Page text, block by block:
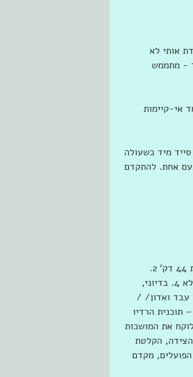
אותי לא
- מתממש
אי-קיימות
מיד כשעולה
אחת. להתקדם
קאטה – כלום. רק באימון, פאקן פאדיחות אבל הנה מגיע ליטרת הקאטה של השבת 44 דק' 2.
ספרות עברית – סיפורים קצרים של הסדרה [אלבלך ועוז]   3. ספרות מתורגמת – לא 4. בדיוני,
קצר, המקצוע הרביעי 4. עיון –  של עבד ואדון/ /
12-14 7. מדיה ישראלית – תוכנית הרדיו
פסנתר בלבד  9. רב מכר – פרק 44-45 רומאן לוקח את המושכות
נסי זז הצידה, הקלטת
הפועלים, מקדם